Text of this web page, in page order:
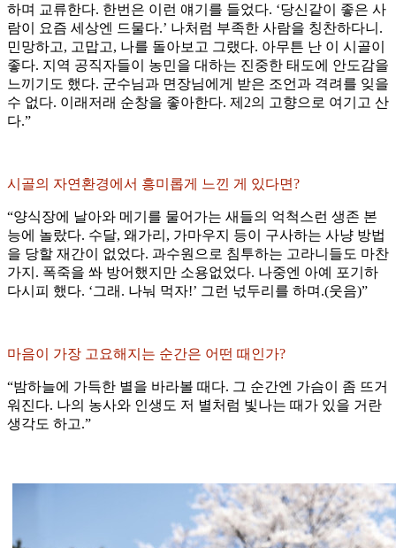
하며 교류한다. 한번은 이런 얘기를 들었다. ‘당신같이 좋은 사
람이 요즘 세상엔 드물다.’ 나처럼 부족한 사람을 칭찬하다니.
민망하고, 고맙고, 나를 돌아보고 그랬다. 아무튼 난 이 시골이
좋다. 지역 공직자들이 농민을 대하는 진중한 태도에 안도감을
느끼기도 했다. 군수님과 면장님에게 받은 조언과 격려를 잊을
수 없다. 이래저래 순창을 좋아한다. 제2의 고향으로 여기고 산
다.”
시골의 자연환경에서 흥미롭게 느낀 게 있다면?
“양식장에 날아와 메기를 물어가는 새들의 억척스런 생존 본
능에 놀랐다. 수달, 왜가리, 가마우지 등이 구사하는 사냥 방법
을 당할 재간이 없었다. 과수원으로 침투하는 고라니들도 마찬
가지. 폭죽을 쏴 방어했지만 소용없었다. 나중엔 아예 포기하
다시피 했다. ‘그래. 나눠 먹자!’ 그런 넋두리를 하며.(웃음)”
마음이 가장 고요해지는 순간은 어떤 때인가?
“밤하늘에 가득한 별을 바라볼 때다. 그 순간엔 가슴이 좀 뜨거
워진다. 나의 농사와 인생도 저 별처럼 빛나는 때가 있을 거란
생각도 하고.”